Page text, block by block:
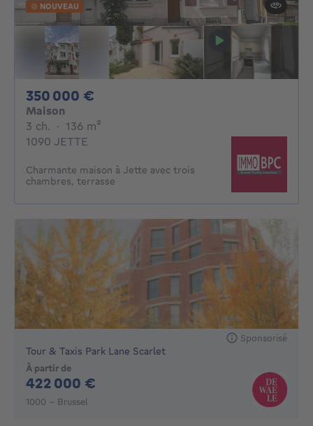
NOUVEAU
350 000 €
Maison
3 ch. 3 chambres
· 136 m²
1090 JETTE
Charmante maison à Jette avec trois
chambres, terrasse
Sponsorisé
Tour & Taxis Park Lane Scarlet
À partir de
422 000 €
1000 - Brussel